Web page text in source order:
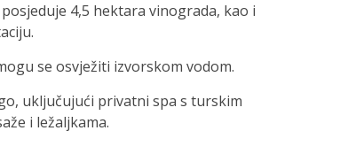
4,5 hektara vinograda, kao i
se osvježiti izvorskom vodom.
uključujući privatni spa s turskim
i ležaljkama.